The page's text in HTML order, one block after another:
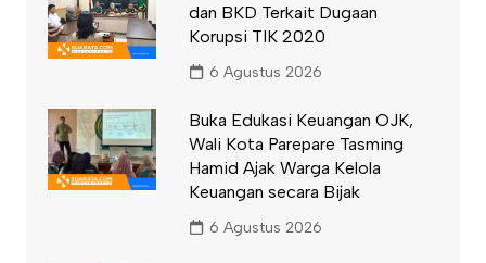
dan BKD Terkait Dugaan
Korupsi TIK 2020
6 Agustus 2026
Buka Edukasi Keuangan OJK,
Wali Kota Parepare Tasming
Hamid Ajak Warga Kelola
Keuangan secara Bijak
6 Agustus 2026